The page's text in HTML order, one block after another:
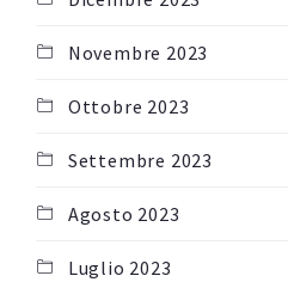
Novembre 2023
Ottobre 2023
Settembre 2023
Agosto 2023
Luglio 2023